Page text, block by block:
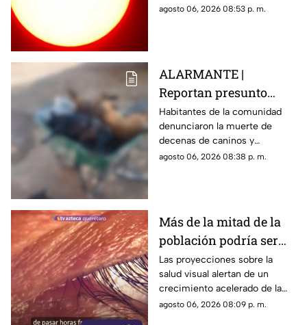
podrá distinguirse sin
agosto 06, 2026 08:53 p. m.
ALARMANTE |
Reportan presunto
env3nen4miento de al
menos 23 perros en
esta zona de Querétaro:
IMAGENES SENSIBLES
Habitantes de la comunidad
denunciaron la muerte de
decenas de caninos y
solicitaron que se esclarezcan
agosto 06, 2026 08:38 p. m.
Más de la mitad de la
población podría ser
miope en 2050;
especialistas advierten
las causas
Las proyecciones sobre la
salud visual alertan de un
crecimiento acelerado de la
miopía y señalan que pasar
agosto 06, 2026 08:09 p. m.